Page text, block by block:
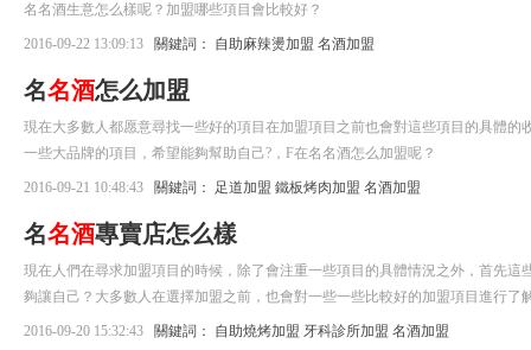
名名酒生意怎么樣呢？加盟哪些項目會比較好？
2016-09-22 13:09:13 關鍵詞： 自助麻辣燙加盟 名酒加盟
名名酒怎么加盟
現在大多數人都愿意尋找一些好的項目在加盟項目之前也會對這些項目的具體的
一些大品牌的項目，希望能夠幫助自己?，F在名名酒怎么加盟呢？
2016-09-21 10:48:43 關鍵詞： 足道加盟 鐵板烤肉加盟 名酒加盟
名名酒專賣店怎么樣
現在人們在尋求加盟項目的時候，除了會注重一些項目的具體情況之外，首先
夠讓自己？大多數人在選擇加盟之前，也會對一些一些比較好的加盟項目進行了
2016-09-20 15:32:43 關鍵詞： 自助燒烤加盟 牙科診所加盟 名酒加盟